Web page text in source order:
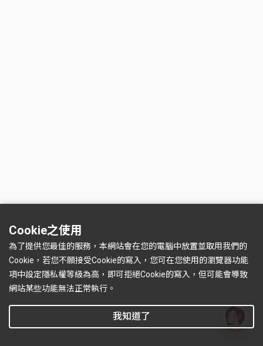
Cookie之使用
為了提供您最佳的服務，本網站會在您的電腦中放置並取用我們的
Cookie，若您不願接受Cookie的寫入，您可在您使用的瀏覽器功能
項中設定隱私權等級為高，即可拒絕Cookie的寫入，但可能會導致
網站某些功能無法正常執行。
我知道了